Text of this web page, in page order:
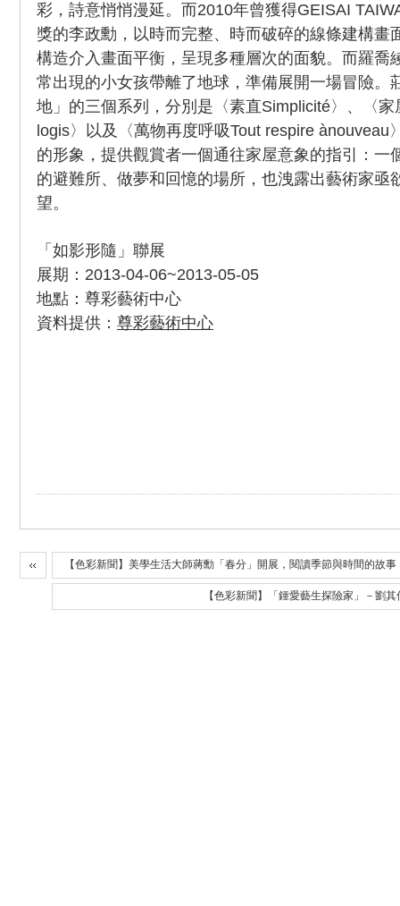
彩，詩意悄悄漫延。而2010年曾獲得GEISAI
獎的李政勳，以時而完整、時而破碎的線條建構畫
構造介入畫面平衡，呈現多種層次的面貌。而羅喬
常出現的小女孩帶離了地球，準備展開一場冒險。
地」的三個系列，分別是〈素直Simplicité〉、〈家
logis〉以及〈萬物再度呼吸Tout respire ànouveau
的形象，提供觀賞者一個通往家屋意象的指引：一
的避難所、做夢和回憶的場所，也洩露出藝術家亟
望。
「如影形隨」聯展
展期：2013-04-06~2013-05-05
地點：尊彩藝術中心
資料提供： 尊彩藝術中心
【色彩新聞】美學生活大師蔣勳「春分」開展，閱讀季節與時間的故事
【色彩新聞】「鍾愛藝生探險家」－劉